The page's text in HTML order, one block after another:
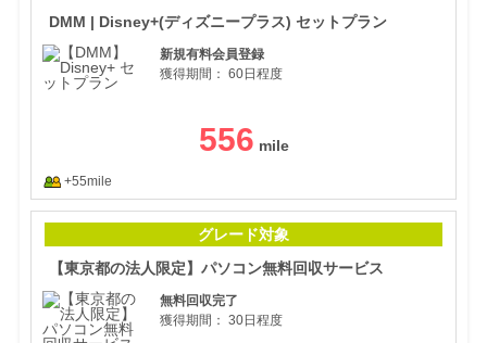
DMM | Disney+(ディズニープラス) セットプラン
新規有料会員登録
獲得期間： 60日程度
556
+55mile
グレード対象
【東京都の法人限定】パソコン無料回収サービス
無料回収完了
獲得期間： 30日程度